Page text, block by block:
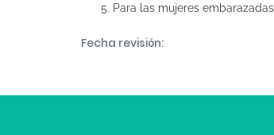
Para las mujeres
Fecha revisión: